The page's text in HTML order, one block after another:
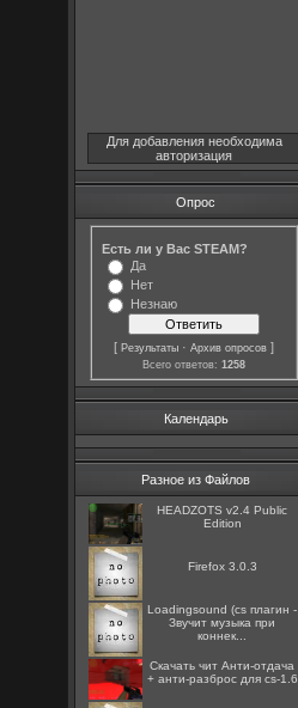
Для добавления необходима
авторизация
Опрос
Есть ли у Вас STEAM?
Да
Нет
Незнаю
[Результаты ·Архив опросов ]
Всего ответов:1258
Календарь
Разное из Файлов
HEADZOTS v2.4 Public
Edition
Firefox 3.0.3
Loadingsound (cs плагин -
Звучит музыка при
коннек...
Скачать чит Анти-отдача
+ анти-разброс для cs-1.6